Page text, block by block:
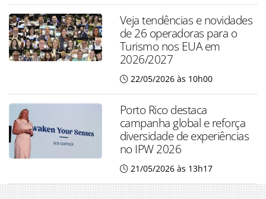
Veja tendências e novidades
de 26 operadoras para o
Turismo nos EUA em
2026/2027
22/05/2026 às 10h00
Porto Rico destaca
campanha global e reforça
diversidade de experiências
no IPW 2026
21/05/2026 às 13h17